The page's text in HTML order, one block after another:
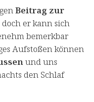
Beitrag zur
er kann sich
bemerkbar
Aufstoßen können
und uns
den Schlaf